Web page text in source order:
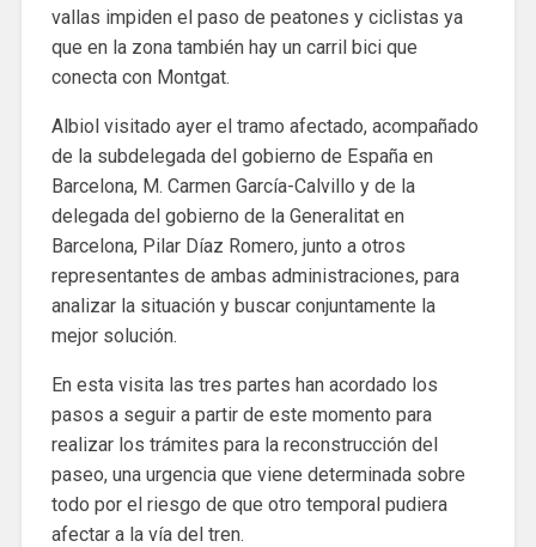
vallas impiden el paso de peatones y ciclistas ya
que en la zona también hay un carril bici que
conecta con Montgat.
Albiol visitado ayer el tramo afectado, acompañado
de la subdelegada del gobierno de España en
Barcelona, ​​M. Carmen García-Calvillo y de la
delegada del gobierno de la Generalitat en
Barcelona, ​​Pilar Díaz Romero, junto a otros
representantes de ambas administraciones, para
analizar la situación y buscar conjuntamente la
mejor solución.
En esta visita las tres partes han acordado los
pasos a seguir a partir de este momento para
realizar los trámites para la reconstrucción del
paseo, una urgencia que viene determinada sobre
todo por el riesgo de que otro temporal pudiera
afectar a la vía del tren.